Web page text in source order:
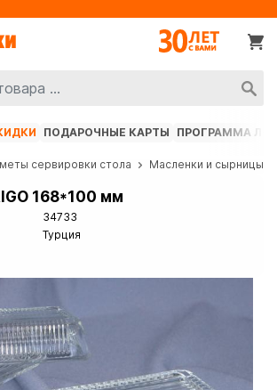
ПОДАРОЧНЫЕ КАРТЫ ПРОГРАММА
сервировки стола Масленки и сырницы
168*100 мм
34733
Турция